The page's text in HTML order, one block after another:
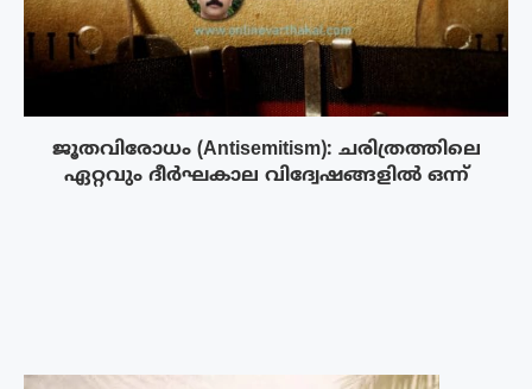
ജൂതവിരോധം (Antisemitism): ചരിത്രത്തിലെ
ഏറ്റവും ദീർഘകാല വിദ്വേഷങ്ങളിൽ ഒന്ന്